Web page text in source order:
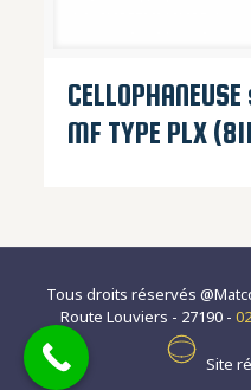
MF TYPE PLX
Tous droits réservés
Route Louviers - 27190 -
Site